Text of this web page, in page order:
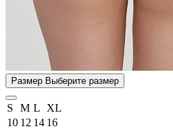
Размер Выберите размер
S M L
XL
10 12 14 16